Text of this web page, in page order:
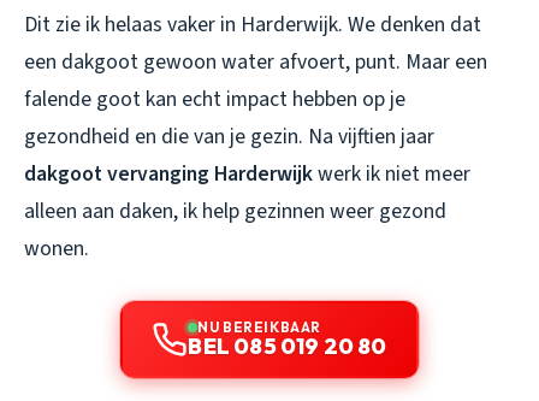
Dit zie ik helaas vaker in Harderwijk. We denken dat
een dakgoot gewoon water afvoert, punt. Maar een
falende goot kan echt impact hebben op je
gezondheid en die van je gezin. Na vijftien jaar
dakgoot vervanging Harderwijkwerk ik niet meer
alleen aan daken, ik help gezinnen weer gezond
wonen.
NU BEREIKBAAR
BEL 085 019 20 80